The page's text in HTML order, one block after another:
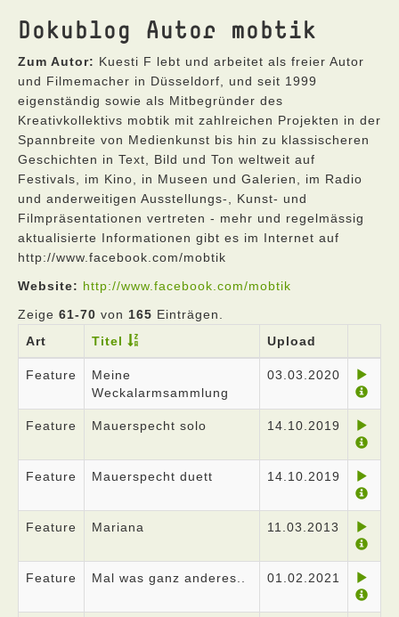
Dokublog Autor mobtik
Zum Autor: Kuesti F lebt und arbeitet als freier Autor
und Filmemacher in Düsseldorf, und seit 1999
eigenständig sowie als Mitbegründer des
Kreativkollektivs mobtik mit zahlreichen Projekten in der
Spannbreite von Medienkunst bis hin zu klassischeren
Geschichten in Text, Bild und Ton weltweit auf
Festivals, im Kino, in Museen und Galerien, im Radio
und anderweitigen Ausstellungs-, Kunst- und
Filmpräsentationen vertreten - mehr und regelmässig
aktualisierte Informationen gibt es im Internet auf
http://www.facebook.com/mobtik
Website: http://www.facebook.com/mobtik
Zeige 61-70 von 165 Einträgen.
Art
Titel Upload
Feature
Meine
Weckalarmsammlung
03.03.2020
Feature Mauerspecht solo 14.10.2019
Feature Mauerspecht duett 14.10.2019
Feature Mariana 11.03.2013
Feature Mal was ganz anderes.. 01.02.2021